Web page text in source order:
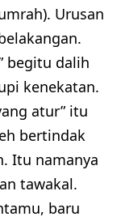
Urusan
begitu dalih
kenekatan.
atur” itu
bertindak
Itu namanya
tawakal.
baru